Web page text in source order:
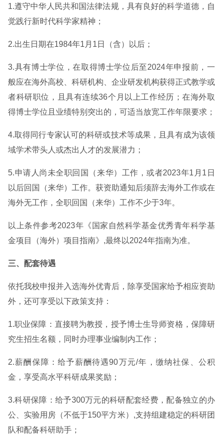
1.遵守中华人民共和国法律法规，具有良好的科学道德，自
觉践行新时代科学家精神；
2.出生日期在1984年1月1日（含）以后；
3.具有博士学位，在取得博士学位后至2024年申报前，一
般应在海外高校、科研机构、企业研发机构获得正式教学或
者科研职位，且具有连续36个月以上工作经历；在海外取
得博士学位且业绩特别突出的，可适当放宽工作年限要求；
4.取得同行专家认可的科研或技术等成果，且具有成为该领
域学术带头人或杰出人才的发展潜力；
5.申请人尚未全职回国（来华）工作，或者2023年1月1日
以后回国（来华）工作。获资助通知后须辞去海外工作或在
海外无工作，全职回国（来华）工作不少于3年。
以上条件参考2023年《国家自然科学基金优秀青年科学基
金项目（海外）项目指南》,最终以2024年指南为准。
三、配套待遇
依托我校申报并入选海外优青后，除享受国家给予相应资助
外，还可享受以下政策支持：
1.职业保障：直接聘为教授，授予博士生导师资格，保障研
究生招生名额，同时办理事业编制内工作；
2.薪酬保障：给予薪酬待遇90万元/年，缴纳社保、公积
金，享受高水平科研成果奖励；
3.科研保障：给予300万元的科研配套经费，配备独立的办
公、实验用房（不低于150平方米）,支持组建稳定的科研团
队和配备科研助手；